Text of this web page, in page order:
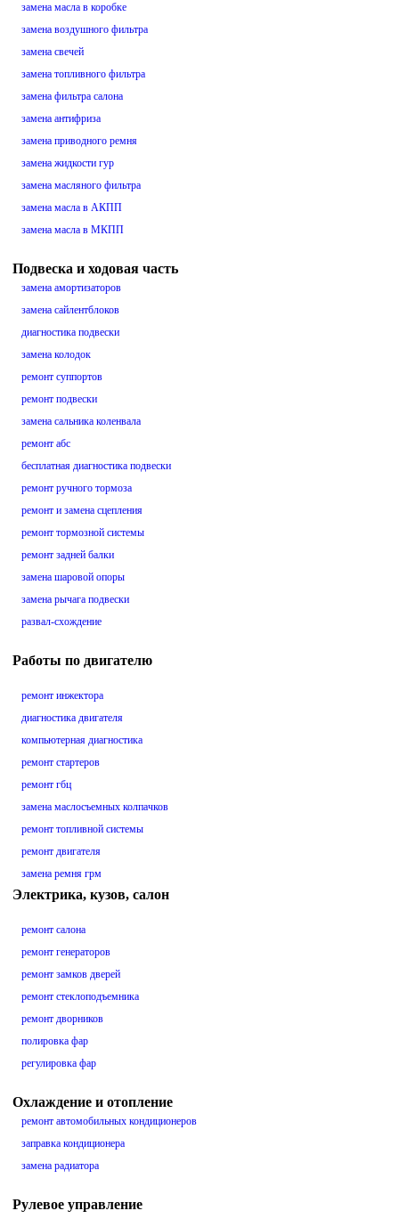
замена масла в коробке
замена воздушного фильтра
замена свечей
замена топливного фильтра
замена фильтра салона
замена антифриза
замена приводного ремня
замена жидкости гур
замена масляного фильтра
замена масла в АКПП
замена масла в МКПП
Подвеска и ходовая часть
замена амортизаторов
замена сайлентблоков
диагностика подвески
замена колодок
ремонт суппортов
ремонт подвески
замена сальника коленвала
ремонт абс
бесплатная диагностика подвески
ремонт ручного тормоза
ремонт и замена сцепления
ремонт тормозной системы
ремонт задней балки
замена шаровой опоры
замена рычага подвески
развал-схождение
Работы по двигателю
ремонт инжектора
диагностика двигателя
компьютерная диагностика
ремонт стартеров
ремонт гбц
замена маслосъемных колпачков
ремонт топливной системы
ремонт двигателя
замена ремня грм
Электрика, кузов, салон
ремонт салона
ремонт генераторов
ремонт замков дверей
ремонт стеклоподъемника
ремонт дворников
полировка фар
регулировка фар
Охлаждение и отопление
ремонт автомобильных кондиционеров
заправка кондиционера
замена радиатора
Рулевое управление